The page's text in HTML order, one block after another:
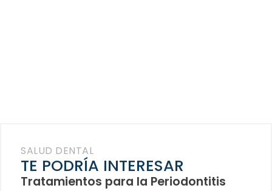
SALUD DENTAL
TE PODRÍA INTERESAR
Tratamientos para la Periodontitis